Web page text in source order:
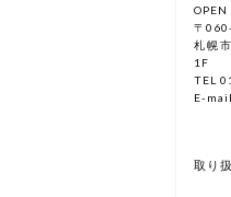
〒
札幌
1F
TEL
E-
取り